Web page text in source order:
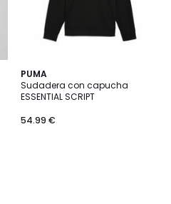
PUMA
Sudadera con capucha
ESSENTIAL SCRIPT
54.99 €